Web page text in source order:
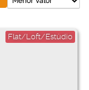
Flat/Loft/Estúdio